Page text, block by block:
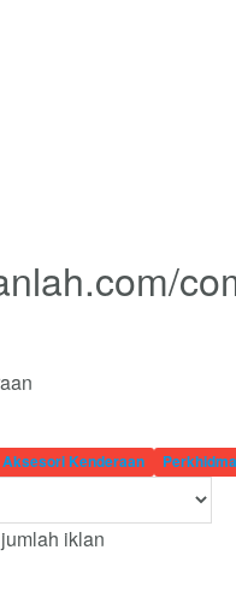
Aksesori Kenderaan
jumlah iklan